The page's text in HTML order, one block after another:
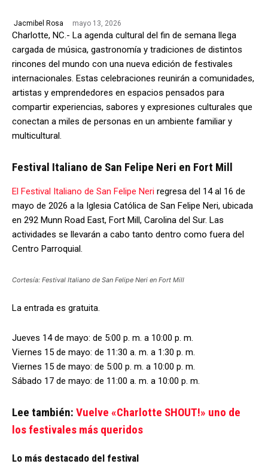
Jacmibel Rosa mayo 13, 2026
Charlotte, NC.- La agenda cultural del fin de semana llega
cargada de música, gastronomía y tradiciones de distintos
rincones del mundo con una nueva edición de festivales
internacionales. Estas celebraciones reunirán a comunidades,
artistas y emprendedores en espacios pensados para
compartir experiencias, sabores y expresiones culturales que
conectan a miles de personas en un ambiente familiar y
multicultural.
Festival Italiano de San Felipe Neri en Fort Mill
El Festival Italiano de San Felipe Neri regresa del 14 al 16 de
mayo de 2026 a la Iglesia Católica de San Felipe Neri, ubicada
en 292 Munn Road East, Fort Mill, Carolina del Sur. Las
actividades se llevarán a cabo tanto dentro como fuera del
Centro Parroquial.
Cortesía: Festival Italiano de San Felipe Neri en Fort Mill
La entrada es gratuita.
Jueves 14 de mayo: de 5:00 p. m. a 10:00 p. m.
Viernes 15 de mayo: de 11:30 a. m. a 1:30 p. m.
Viernes 15 de mayo: de 5:00 p. m. a 10:00 p. m.
Sábado 17 de mayo: de 11:00 a. m. a 10:00 p. m.
Lee también: Vuelve «Charlotte SHOUT!» uno de
los festivales más queridos
Lo más destacado del festival